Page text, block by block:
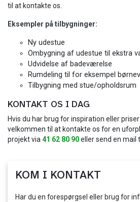
til at kontakte os.
Eksempler på tilbygninger:
Ny udestue
Ombygning af udestue til ekstra
Udvidelse af badeværelse
Rumdeling til for eksempel
Tilbygning med stue/opholdsrum
KONTAKT OS I DAG
Hvis du har brug for inspiration eller
velkommen til at kontakte os for en
projekt via 41 62 80 90eller send en mail
KOM I KONTAKT
Har du en forespørgsel eller brug for